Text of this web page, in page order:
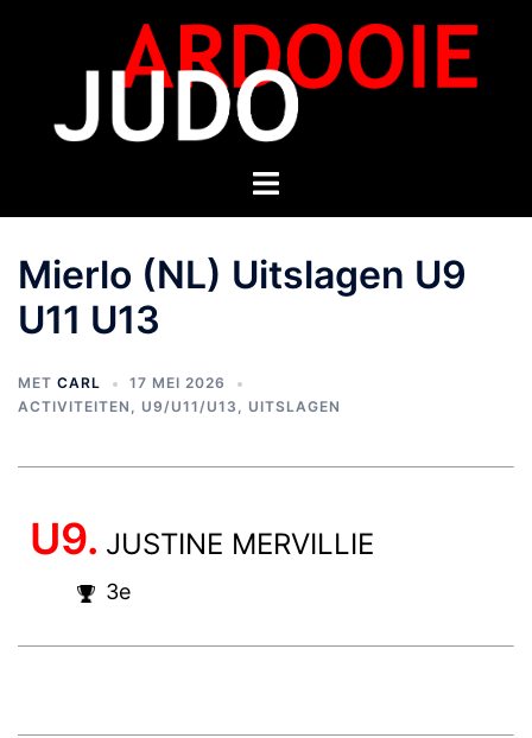
Mierlo (NL) Uitslagen U9
U11 U13
MET CARL
17 MEI 2026
ACTIVITEITEN , U9/U11/U13 , UITSLAGEN
U9. JUSTINE MERVILLIE
3e